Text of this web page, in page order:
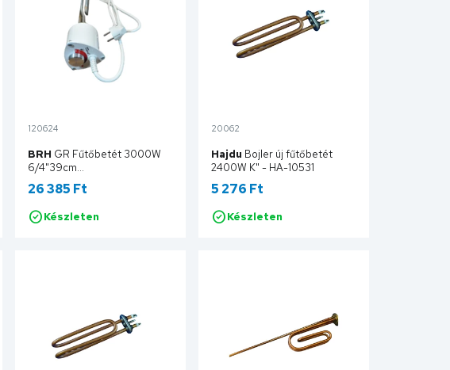
120624
BRH GR Fűtőbetét 3000W
6/4"39cm
benyúlás,termosztatikus
.szabályzás 574 574
26 385 Ft
Készleten
Kosárba
20062
Hajdu Bojler új fűtőbetét
2400W K" - HA-10531
5 276 Ft
Készleten
Kosárba